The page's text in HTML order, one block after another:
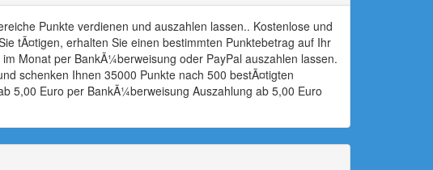
Punkte verdienen und auszahlen lassen.. Kostenlose und
tÃ¤tigen, erhalten Sie einen bestimmten Punktebetrag auf Ihr
Monat per BankÃ¼berweisung oder PayPal auszahlen lassen.
schenken Ihnen 35000 Punkte nach 500 bestÃ¤tigten
5,00 Euro per BankÃ¼berweisung Auszahlung ab 5,00 Euro